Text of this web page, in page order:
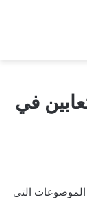
في
التى